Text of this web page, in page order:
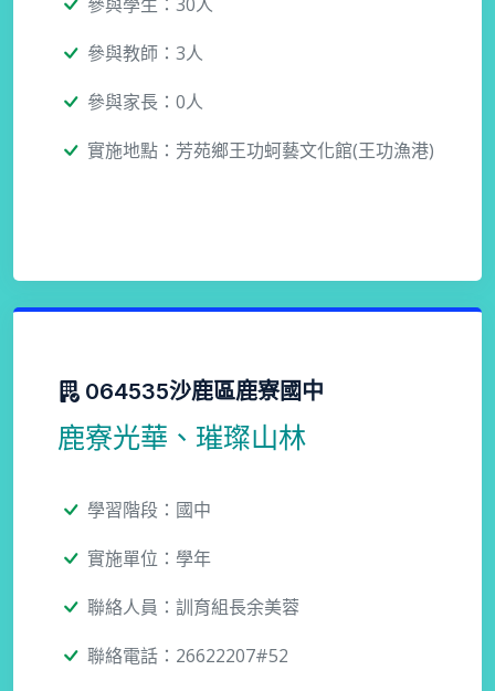
參與教師：3人
參與家長：0人
實施地點：芳苑鄉王功蚵藝文化館(王功漁港)
064535沙鹿區鹿寮國中
鹿寮光華、璀璨山林
學習階段：國中
實施單位：學年
聯絡人員：訓育組長余美蓉
聯絡電話：26622207#52